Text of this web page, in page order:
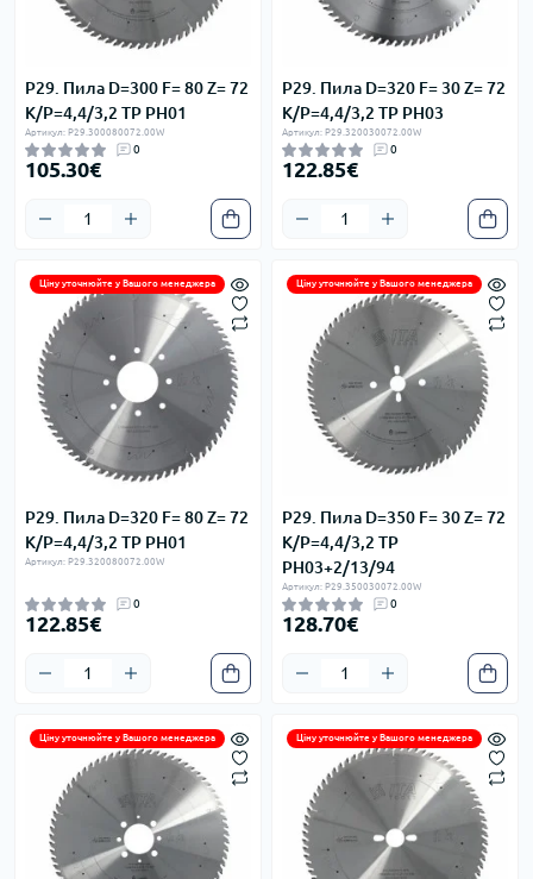
P29. Пила D=300 F= 80 Z= 72
K/P=4,4/3,2 TP PH01
Артикул: P29.300080072.00W
0
105.30€
P29. Пила D=320 F= 30 Z= 72
K/P=4,4/3,2 TP PH03
Артикул: P29.320030072.00W
0
122.85€
Ціну уточнюйте у Вашого менеджера
P29. Пила D=320 F= 80 Z= 72
K/P=4,4/3,2 TP PH01
Артикул: P29.320080072.00W
0
122.85€
Ціну уточнюйте у Вашого менеджера
P29. Пила D=350 F= 30 Z= 72
K/P=4,4/3,2 TP
PH03+2/13/94
Артикул: P29.350030072.00W
0
128.70€
Ціну уточнюйте у Вашого менеджера Ціну уточнюйте у Вашого менеджера